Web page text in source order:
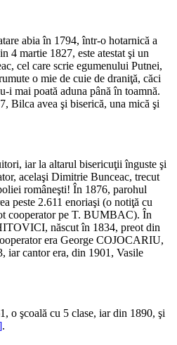
abia în 1794, într-o hotarnică a
4 martie 1827, este atestat şi un
cel care scrie egumenului Putnei,
o mie de cuie de draniţă, căci
i mai poată aduna până în toamnă.
Bilca avea şi biserică, una mică şi
iar la altarul bisericuţii înguste şi
acelaşi Dimitrie Bunceac, trecut
româneşti! În 1876, parohul
peste 2.611 enoriaşi (o notiţă cu
cooperator pe T. BUMBAC). În
născut în 1834, preot din
era George COJOCARIU,
iar cantor era, din 1901, Vasile
o şcoală cu 5 clase, iar din 1890, şi
.